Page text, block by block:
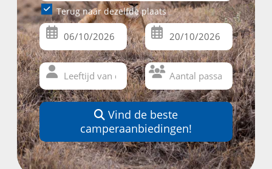
Terug naar dezelfde plaats
Vind de beste
camperaanbiedingen!